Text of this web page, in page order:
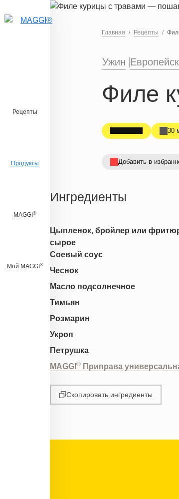
Перейти к основному содержанию
Рецепты
Продукты
MAGGI ®
Мой MAGGI ®
Главная Рецепты
Ужин
Филе
30
Добавить в
Ингредиенты
Цыпленок, бройлер или
сырое
Соевый соус
Чеснок
Масло подсолнечное
Тимьян
Розмарин
Укроп
Петрушка
MAGGI ® Приправа
Скопировать ингредиенты